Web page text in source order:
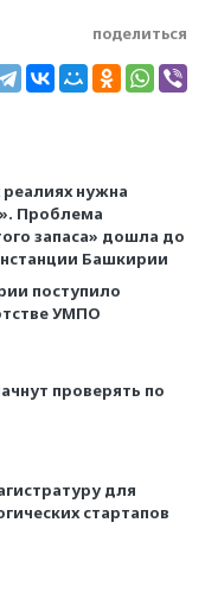
поделиться
нужна
Проблема
запаса» дошла до
Башкирии
поступило
УМПО
проверять по
для
стартапов